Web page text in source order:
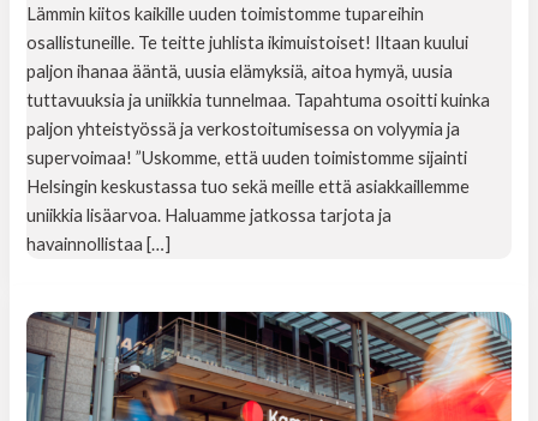
Lämmin kiitos kaikille uuden toimistomme tupareihin
osallistuneille. Te teitte juhlista ikimuistoiset! Iltaan kuului
paljon ihanaa ääntä, uusia elämyksiä, aitoa hymyä, uusia
tuttavuuksia ja uniikkia tunnelmaa. Tapahtuma osoitti kuinka
paljon yhteistyössä ja verkostoitumisessa on volyymia ja
supervoimaa! ”Uskomme, että uuden toimistomme sijainti
Helsingin keskustassa tuo sekä meille että asiakkaillemme
uniikkia lisäarvoa. Haluamme jatkossa tarjota ja
havainnollistaa […]